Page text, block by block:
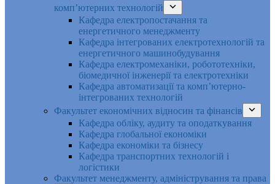
комп’ютерних технологій
Кафедра електропостачання та
енергетичного менеджменту
Кафедра інтегрованих електротехнологій та
енергетичного машинобудування
Кафедра електромеханіки, робототехніки,
біомедичної інженерії та електротехніки
Кафедра автоматизації та комп’ютерно-
інтегрованих технологій
Факультет економічних відносин та фінансів
Кафедра обліку, аудиту та оподаткування
Кафедра глобальної економіки
Кафедра економіки та бізнесу
Кафедра транспортних технологій і
логістики
Факультет менеджменту, адміністрування та права